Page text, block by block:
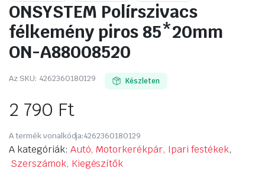
ONSYSTEM Polírszivacs
félkemény piros 85*20mm
ON-A88008520
Az SKU: 4262360180129 Készleten
2 790 Ft
A termék vonalkódja:4262360180129
A kategóriák: Autó, Motorkerékpár, Ipari festékek,
Szerszámok, Kiegészítők